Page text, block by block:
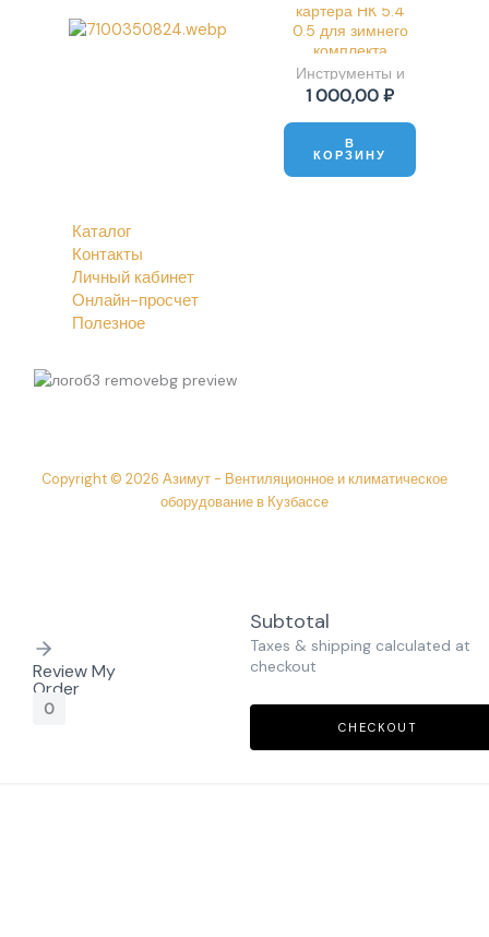
Инструменты и
доп.
оборудование
картера НК 5.4
0.5 для зимнего
комплекта
кондиционера
1 000,00₽
В
КОРЗИНУ
Каталог
Контакты
Личный кабинет
Онлайн-просчет
Полезное
Copyright © 2026 Азимут - Вентиляционное и климатическое
оборудование в Кузбассе
Review My
Order
0
Subtotal
Taxes & shipping calculated at
checkout
CHECKOUT